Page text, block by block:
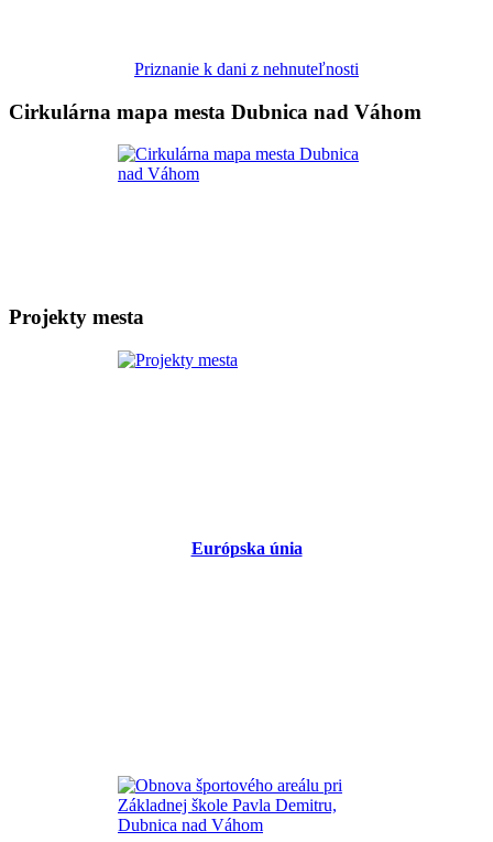
Priznanie k dani z nehnuteľnosti
Cirkulárna mapa mesta Dubnica nad Váhom
Projekty mesta
Európska únia